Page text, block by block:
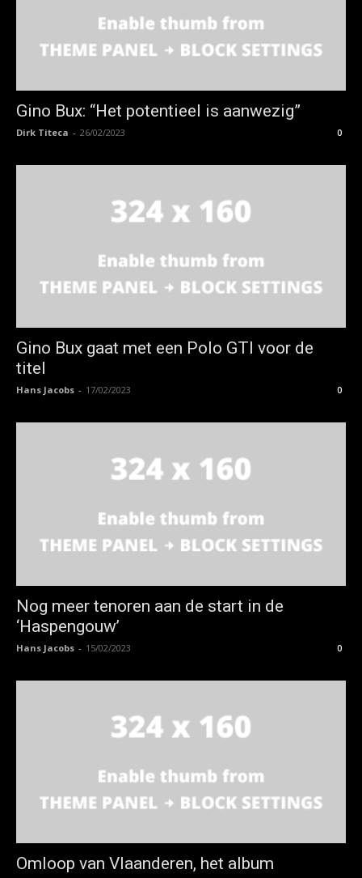
Gino Bux: “Het potentieel is aanwezig”
Dirk Titeca - 26/02/2023 0
Gino Bux gaat met een Polo GTI voor de
titel
Hans Jacobs - 17/02/2023 0
Nog meer tenoren aan de start in de
‘Haspengouw’
Hans Jacobs - 15/02/2023 0
Omloop van Vlaanderen, het album